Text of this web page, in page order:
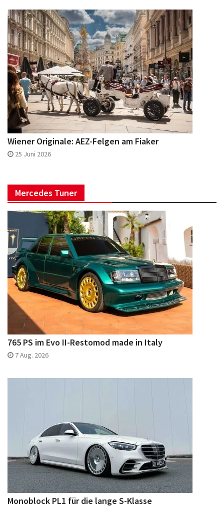
Wiener Originale: AEZ-Felgen am Fiaker
25 Juni 2026
Mercedes Tuner
765 PS im Evo II-Restomod made in Italy
7 Aug. 2026
Monoblock PL1 für die lange S-Klasse